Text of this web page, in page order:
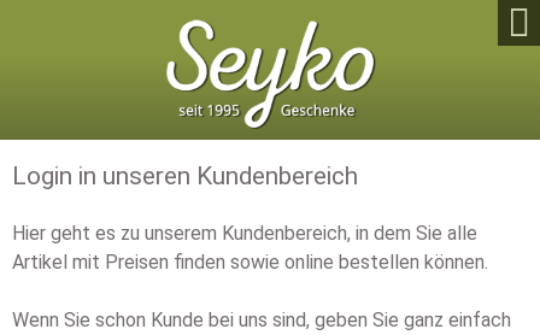

Login in unseren Kundenbereich
Hier geht es zu unserem Kundenbereich, in dem Sie alle
Artikel mit Preisen finden sowie online bestellen können.
Wenn Sie schon Kunde bei uns sind, geben Sie ganz einfach